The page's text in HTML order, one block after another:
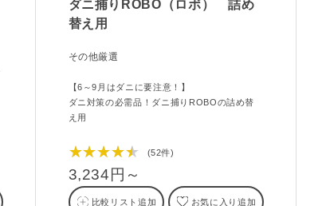
ダニ捕りROBO（ロボ） 詰め
替え用
その他厳選
【6～9月はダニに要注意！】
ダニ対策の必需品！ダニ捕りROBOの詰め替
え用
★★★★★ (52件)
3,234円～
比較リスト追加 お気に入り追加